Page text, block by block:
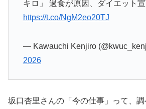
キロ」 過食が原因、ダイエット
https://t.co/NgM2eo20TJ
— Kawauchi Kenjiro
2026
坂口杏里さんの「今の仕事」って、